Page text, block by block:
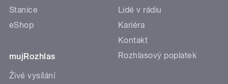
Stanice
eShop
mujRozhlas
Živé vysílání
Lidé v rádiu
Kariéra
Kontakt
Rozhlasový poplatek